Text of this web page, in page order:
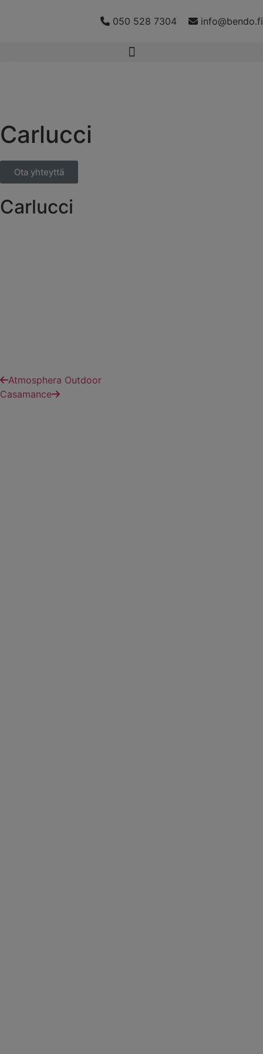
050 528 7304 info@bendo.fi
Carlucci
Ota yhteyttä
Carlucci
Atmosphera Outdoor
Casamance